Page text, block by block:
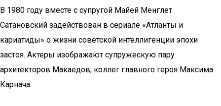
В 1980 году вместе с супругой Майей Менглет
Сатановский задействован в сериале «Атланты и
кариатиды» о жизни советской интеллигенции эпохи
застоя. Актеры изображают супружескую пару
архитекторов Макаедов, коллег главного героя Максима
Карнача.